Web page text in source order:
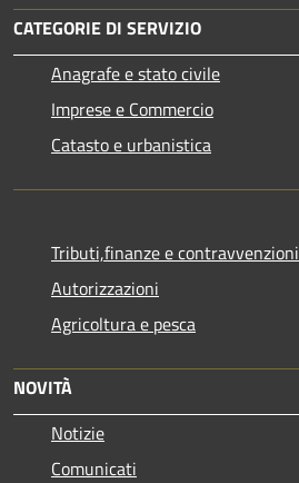
CATEGORIE DI SERVIZIO
Anagrafe e stato civile
Imprese e Commercio
Catasto e urbanistica
Tributi,finanze e contravvenzioni
Autorizzazioni
Agricoltura e pesca
NOVITÀ
Notizie
Comunicati